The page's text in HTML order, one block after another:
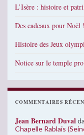
L’Isère : histoire et
Des cadeaux pour Noël !
Histoire des Jeux
Notice sur le temple
COMMENTAIRES
Jean Bernard Duval
Chapelle Rablais